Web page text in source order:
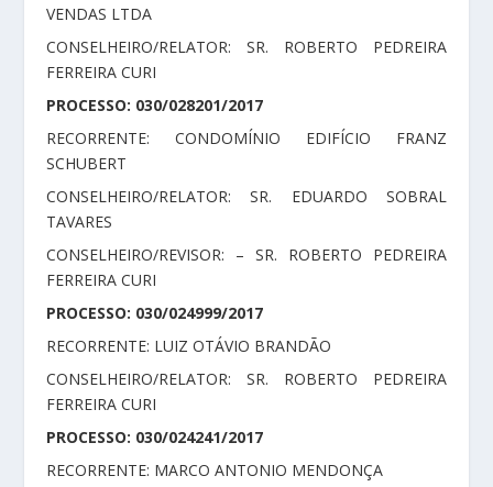
VENDAS LTDA
CONSELHEIRO/RELATOR: SR. ROBERTO PEDREIRA
FERREIRA CURI
PROCESSO: 030/028201/2017
RECORRENTE: CONDOMÍNIO EDIFÍCIO FRANZ
SCHUBERT
CONSELHEIRO/RELATOR: SR. EDUARDO SOBRAL
TAVARES
CONSELHEIRO/REVISOR: – SR. ROBERTO PEDREIRA
FERREIRA CURI
PROCESSO: 030/024999/2017
RECORRENTE: LUIZ OTÁVIO BRANDÃO
CONSELHEIRO/RELATOR: SR. ROBERTO PEDREIRA
FERREIRA CURI
PROCESSO: 030/024241/2017
RECORRENTE: MARCO ANTONIO MENDONÇA